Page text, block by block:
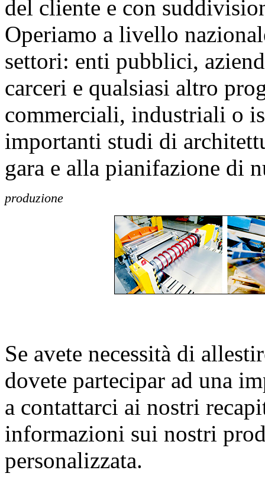
del cliente e con
Operiamo a livello
settori: enti pubblici,
carceri e qualsiasi altro
commerciali, industriali o
importanti studi di
gara e alla pianifazione di
produzione
Se avete necessità di
dovete partecipar ad una
a contattarci ai nostri
informazioni sui nostri
personalizzata.